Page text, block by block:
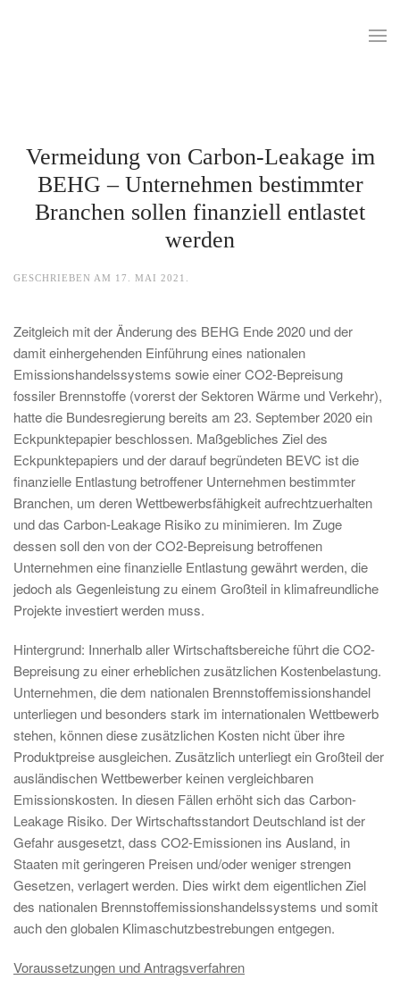
Vermeidung von Carbon-Leakage im
BEHG – Unternehmen bestimmter
Branchen sollen finanziell entlastet
werden
GESCHRIEBEN AM 17. MAI 2021
Zeitgleich mit der Änderung des BEHG Ende 2020 und der
damit einhergehenden Einführung eines nationalen
Emissionshandelssystems sowie einer CO2-Bepreisung
fossiler Brennstoffe (vorerst der Sektoren Wärme und Verkehr),
hatte die Bundesregierung bereits am 23. September 2020 ein
Eckpunktepapier beschlossen. Maßgebliches Ziel des
Eckpunktepapiers und der darauf begründeten BEVC ist die
finanzielle Entlastung betroffener Unternehmen bestimmter
Branchen, um deren Wettbewerbsfähigkeit aufrechtzuerhalten
und das Carbon-Leakage Risiko zu minimieren. Im Zuge
dessen soll den von der CO2-Bepreisung betroffenen
Unternehmen eine finanzielle Entlastung gewährt werden, die
jedoch als Gegenleistung zu einem Großteil in klimafreundliche
Projekte investiert werden muss.
Hintergrund: Innerhalb aller Wirtschaftsbereiche führt die CO2-
Bepreisung zu einer erheblichen zusätzlichen Kostenbelastung.
Unternehmen, die dem nationalen Brennstoffemissionshandel
unterliegen und besonders stark im internationalen Wettbewerb
stehen, können diese zusätzlichen Kosten nicht über ihre
Produktpreise ausgleichen. Zusätzlich unterliegt ein Großteil der
ausländischen Wettbewerber keinen vergleichbaren
Emissionskosten. In diesen Fällen erhöht sich das Carbon-
Leakage Risiko. Der Wirtschaftsstandort Deutschland ist der
Gefahr ausgesetzt, dass CO2-Emissionen ins Ausland, in
Staaten mit geringeren Preisen und/oder weniger strengen
Gesetzen, verlagert werden. Dies wirkt dem eigentlichen Ziel
des nationalen Brennstoffemissionshandelssystems und somit
auch den globalen Klimaschutzbestrebungen entgegen.
Voraussetzungen und Antragsverfahren